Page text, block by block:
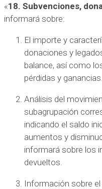
«18. Subvenciones,
informará sobre:
El importe y
donaciones y
balance, así como
pérdidas y ganancias.
Análisis del
subagrupación
indicando el saldo
aumentos y
informará sobre los
devueltos.
Información sobre